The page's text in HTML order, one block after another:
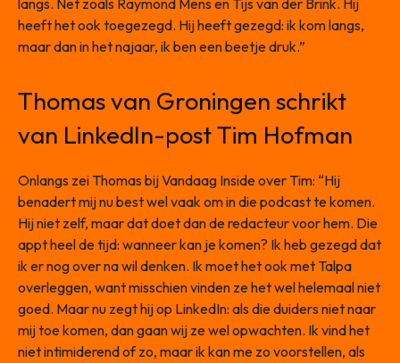
langs. Net zoals Raymond Mens en Tijs van der Brink. Hij
heeft het ook toegezegd. Hij heeft gezegd: ik kom langs,
maar dan in het najaar, ik ben een beetje druk.”
Thomas van Groningen schrikt
van LinkedIn-post Tim Hofman
Onlangs zei Thomas bij Vandaag Inside over Tim: “Hij
benadert mij nu best wel vaak om in die podcast te komen.
Hij niet zelf, maar dat doet dan de redacteur voor hem. Die
appt heel de tijd: wanneer kan je komen? Ik heb gezegd dat
ik er nog over na wil denken. Ik moet het ook met Talpa
overleggen, want misschien vinden ze het wel helemaal niet
goed. Maar nu zegt hij op LinkedIn: als die duiders niet naar
mij toe komen, dan gaan wij ze wel opwachten. Ik vind het
niet intimiderend of zo, maar ik kan me zo voorstellen, als